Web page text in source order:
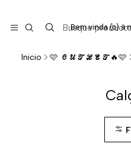
Bem vinda (o) à
Inicio 🩷 𝓞𝓤𝓣𝓛𝓔𝓣🔥🩷